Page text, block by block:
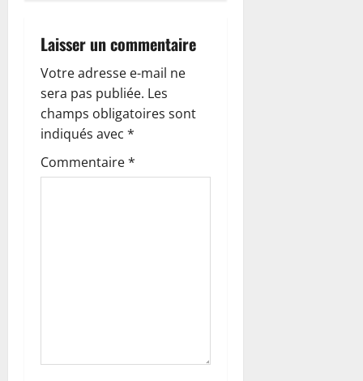
d
’
a
r
t
Laisser un commentaire
Votre adresse e-mail ne
sera pas publiée. Les
champs obligatoires sont
indiqués avec *
Commentaire*